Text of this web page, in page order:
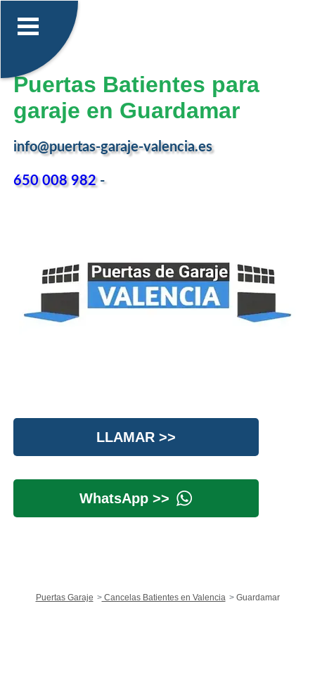
Puertas Batientes para
garaje en Guardamar
info@puertas-garaje-valencia.es
650 008 982-
LLAMAR >>
WhatsApp >>
Puertas Garaje Cancelas Batientes en Valencia Guardamar